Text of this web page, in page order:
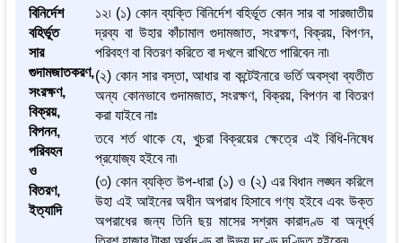
বিনির্দেশ
বহির্ভূত
সার
গুদামজাতকরণ,
সংরক্ষণ,
বিক্রয়,
বিপনন,
পরিবহন
ও
বিতরণ,
ইত্যাদি
১২৷ (১) কোন ব্যক্তি বিনির্দেশ বহির্ভূত কোন সার বা সারজাতীয়
দ্রব্য বা উহার কাঁচামাল গুদামজাত, সংরক্ষণ, বিক্রয়, বিপণন,
পরিবহণ বা বিতরণ করিতে বা দখলে রাখিতে পারিবেন না৷
(২) কোন সার বস্তা, আধার বা কন্টেইনারে ভর্তি অবস্থা ব্যতীত
অন্য কোনভাবে গুদামজাত, সংরক্ষণ, বিক্রয়, বিপণন বা বিতরণ
করা যাইবে নাঃ
তবে শর্ত থাকে যে, খুচরা বিক্রয়ের ক্ষেত্রে এই বিধি-নিষেধ
প্রযোজ্য হইবে না৷
(৩) কোন ব্যক্তি উপ-ধারা (১) ও (২) এর বিধান লঙ্ঘন করিলে
উহা এই আইনের অধীন অপরাধ হিসাবে গণ্য হইবে এবং উক্ত
অপরাধের জন্য তিনি ছয় মাসের সশ্রম কারাদণ্ড বা অনূর্ধ্ব